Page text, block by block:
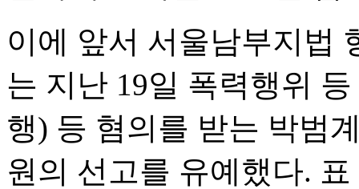
이에 앞서 서울남부지법
는 지난 19일 폭력행위
행) 등 혐의를 받는 박범
원의 선고를 유예했다.